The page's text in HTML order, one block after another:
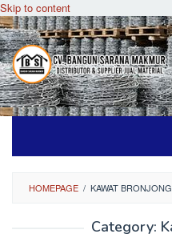
Skip to content
HOMEPAGE / KAWAT BRONJONG
Category: